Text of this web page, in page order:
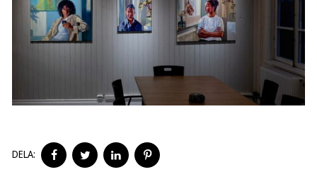
DELA:
DELA
PÅ
DELA
PÅ
DELA
PÅ
PÅ